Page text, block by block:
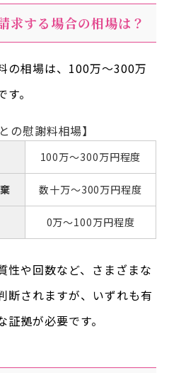
求する場合の相場は？
の相場は、100万～300万
。
の慰謝料相場】
100万～300万円程度
数十万～300万円程度
0万～100万円程度
性や回数など、さまざまな
断されますが、いずれも有
拠が必要です。